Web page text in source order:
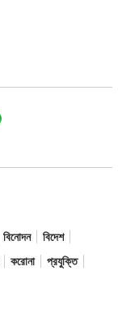
বিনোদন
বিদেশ
করোনা
প্রযুক্তি